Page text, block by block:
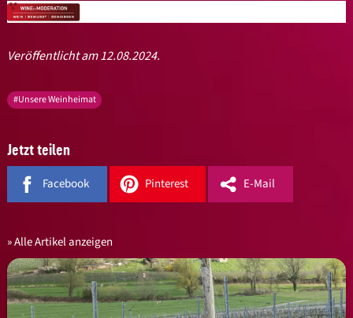
Veröffentlicht am 12.08.2024.
#Unsere Weinheimat
Jetzt teilen
Facebook Pinterest E-Mail
Alle Artikel anzeigen